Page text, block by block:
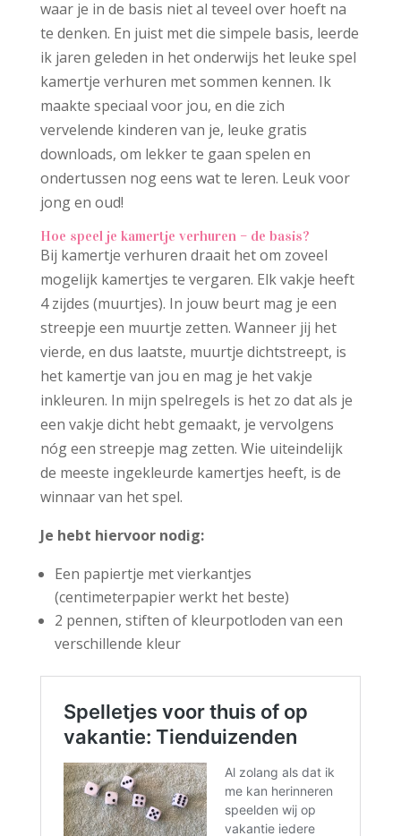
waar je in de basis niet al teveel over hoeft na
te denken. En juist met die simpele basis, leerde
ik jaren geleden in het onderwijs het leuke spel
kamertje verhuren met sommen kennen. Ik
maakte speciaal voor jou, en die zich
vervelende kinderen van je, leuke gratis
downloads, om lekker te gaan spelen en
ondertussen nog eens wat te leren. Leuk voor
jong en oud!
Hoe speel je kamertje verhuren – de basis?
Bij kamertje verhuren draait het om zoveel
mogelijk kamertjes te vergaren. Elk vakje heeft
4 zijdes (muurtjes). In jouw beurt mag je een
streepje een muurtje zetten. Wanneer jij het
vierde, en dus laatste, muurtje dichtstreept, is
het kamertje van jou en mag je het vakje
inkleuren. In mijn spelregels is het zo dat als je
een vakje dicht hebt gemaakt, je vervolgens
nóg een streepje mag zetten. Wie uiteindelijk
de meeste ingekleurde kamertjes heeft, is de
winnaar van het spel.
Je hebt hiervoor nodig:
Een papiertje met vierkantjes
(centimeterpapier werkt het beste)
2 pennen, stiften of kleurpotloden van een
verschillende kleur